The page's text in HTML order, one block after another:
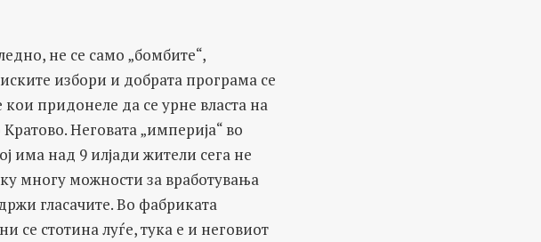
не се само „бомбите“,
избори и добрата програма се
кои придонеле да се урне власта на
Неговата „империја“ во
има над 9 илјади жители сега не
многу можности за вработувања
гласачите. Во фабриката
се стотина луѓе, тука е и неговиот